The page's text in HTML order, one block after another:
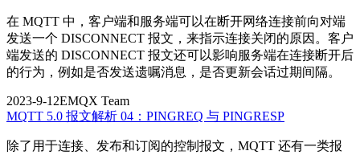
在 MQTT 中，客户端和服务端可以在断开网络连接前向对端
发送一个 DISCONNECT 报文，来指示连接关闭的原因。客户
端发送的 DISCONNECT 报文还可以影响服务端在连接断开后
的行为，例如是否发送遗嘱消息，是否更新会话过期间隔。
2023-9-12EMQX Team
MQTT 5.0 报文解析 04：PINGREQ 与 PINGRESP
除了用于连接、发布和订阅的控制报文，MQTT 还有一类报